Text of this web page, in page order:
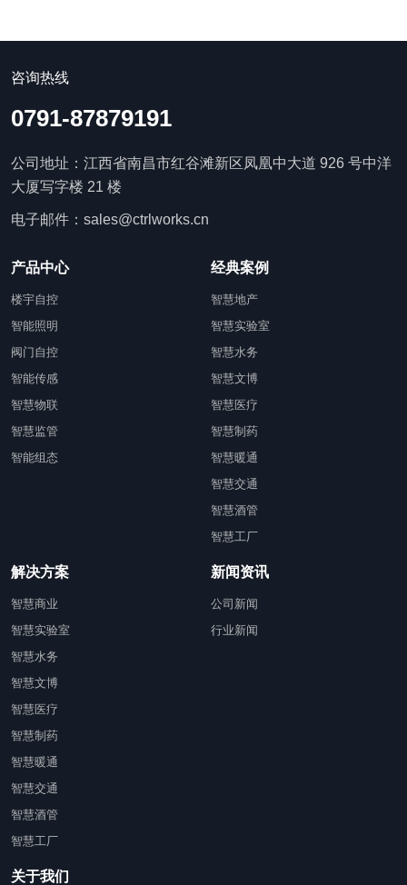
咨询热线
0791-87879191
公司地址：江西省南昌市红谷滩新区凤凰中大道 926 号中洋
大厦写字楼 21 楼
电子邮件：sales@ctrlworks.cn
产品中心
楼宇自控
智能照明
阀门自控
智能传感
智慧物联
智慧监管
智能组态
经典案例
智慧地产
智慧实验室
智慧水务
智慧文博
智慧医疗
智慧制药
智慧暖通
智慧交通
智慧酒管
智慧工厂
解决方案
智慧商业
智慧实验室
智慧水务
智慧文博
智慧医疗
智慧制药
智慧暖通
智慧交通
智慧酒管
智慧工厂
新闻资讯
公司新闻
行业新闻
关于我们